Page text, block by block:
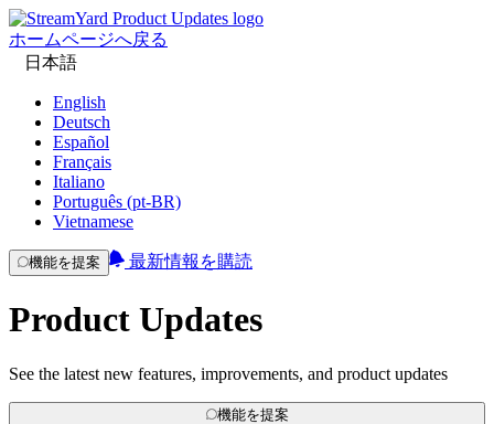
ホームページへ戻る
日本語
English
Deutsch
Español
Français
Italiano
Português (pt-BR)
Vietnamese
機能を提案 最新情報を購読
Product Updates
See the latest new features, improvements, and product updates
機能を提案